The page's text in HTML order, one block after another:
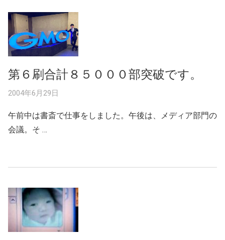
第６刷合計８５０００部突破です。
2004年6月29日
午前中は書斎で仕事をしました。午後は、メディア部門の
会議。そ …